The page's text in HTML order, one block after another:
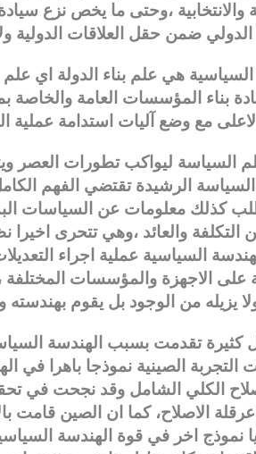
والانتخابية ،وحتى ما يخص نزع
السياسية هي علم بناء الدولة اي
بناء المؤسسات العامة والخاصة
السياسة ليواكب تطورات العصر
الرشيدة تقتضي الفهم
كذلك معلومات عن السياسات
التكلفة والعائد ،وهي تتحرى
السياسية عملية اجراء
على الاجهزة والمؤسسات
كثيرة تقدمت بسبب الهندسة
الكلي الشامل وقد نجحت في